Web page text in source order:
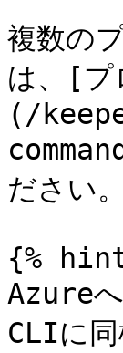
複数の
は、[プ
(/
ださい。
{%
Azure
CLIに